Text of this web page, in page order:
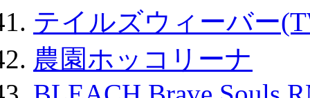
テイルズウィーバー
農園ホッコリーナ